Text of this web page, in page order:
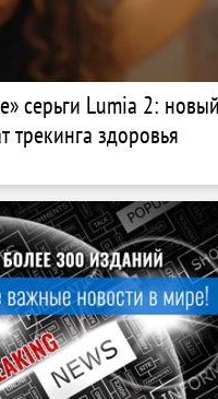
серьги Lumia 2: новый
трекинга здоровья